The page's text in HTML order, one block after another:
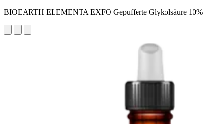
BIOEARTH ELEMENTA EXFO Gepufferte Glykolsäure 10%